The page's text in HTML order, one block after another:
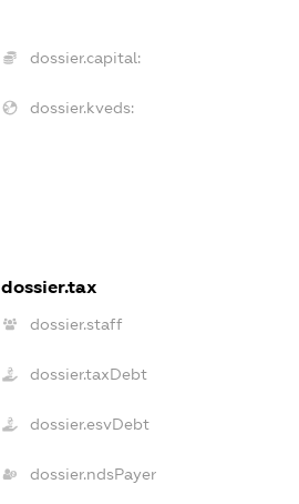
dossier.capital:
dossier.kveds:
dossier.tax
dossier.staff
dossier.taxDebt
dossier.esvDebt
dossier.ndsPayer